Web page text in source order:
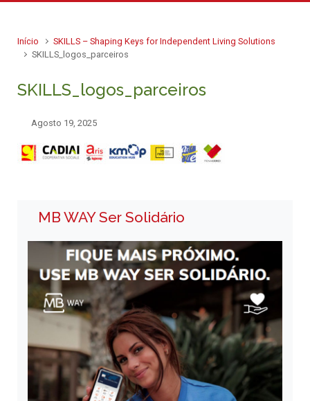
Início
SKILLS – Shaping Keys for Independent Living Solutions
SKILLS_logos_parceiros
SKILLS_logos_parceiros
Agosto 19, 2025
MB WAY Ser Solidário